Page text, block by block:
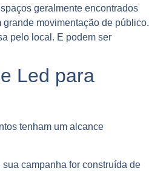
geralmente encontrados
movimentação de público.
pelo local. E podem ser
Led para
tenham um alcance
campanha for construída de